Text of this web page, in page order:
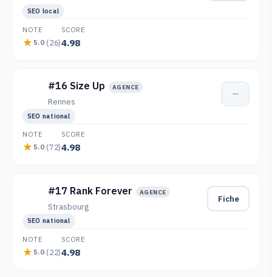
SEO local
NOTE
5.0 (26)
SCORE
4.98
#16 Size Up AGENCE
Rennes
—
SEO national
NOTE
5.0 (72)
SCORE
4.98
#17 Rank Forever AGENCE
Strasbourg
Fiche
SEO national
NOTE
5.0 (22)
SCORE
4.98